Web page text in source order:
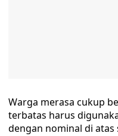
Warga merasa cukup
terbatas harus
dengan nominal di atas